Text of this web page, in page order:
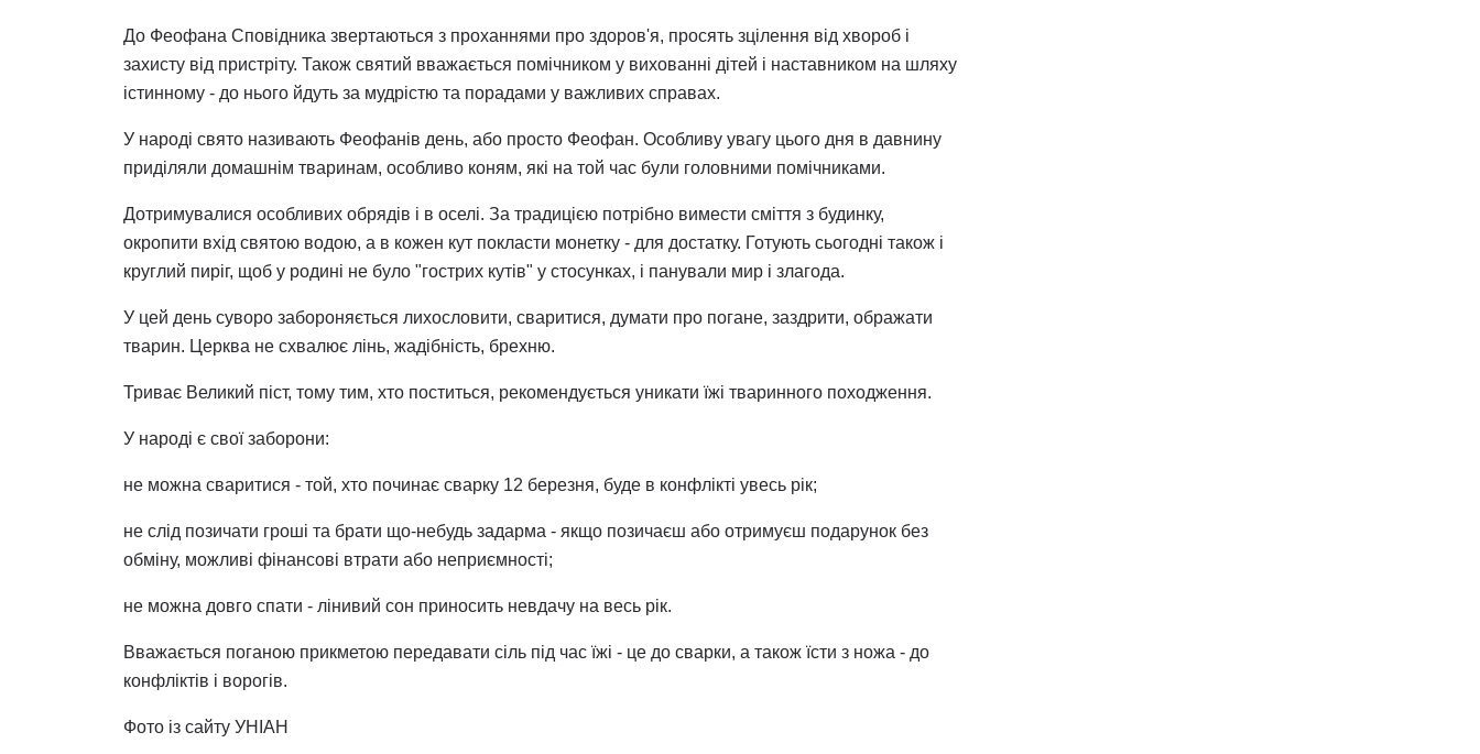
До Феофана Сповідника звертаються з проханнями про здоров'я, просять зцілення від хвороб і
захисту від пристріту. Також святий вважається помічником у вихованні дітей і наставником на шляху
істинному - до нього йдуть за мудрістю та порадами у важливих справах.
У народі свято називають Феофанів день, або просто Феофан. Особливу увагу цього дня в давнину
приділяли домашнім тваринам, особливо коням, які на той час були головними помічниками.
Дотримувалися особливих обрядів і в оселі. За традицією потрібно вимести сміття з будинку,
окропити вхід святою водою, а в кожен кут покласти монетку - для достатку. Готують сьогодні також і
круглий пиріг, щоб у родині не було "гострих кутів" у стосунках, і панували мир і злагода.
У цей день суворо забороняється лихословити, сваритися, думати про погане, заздрити, ображати
тварин. Церква не схвалює лінь, жадібність, брехню.
Триває Великий піст, тому тим, хто поститься, рекомендується уникати їжі тваринного походження.
У народі є свої заборони:
не можна сваритися - той, хто починає сварку 12 березня, буде в конфлікті увесь рік;
не слід позичати гроші та брати що-небудь задарма - якщо позичаєш або отримуєш подарунок без
обміну, можливі фінансові втрати або неприємності;
не можна довго спати - лінивий сон приносить невдачу на весь рік.
Вважається поганою прикметою передавати сіль під час їжі - це до сварки, а також їсти з ножа - до
конфліктів і ворогів.
Фото із сайту УНІАН